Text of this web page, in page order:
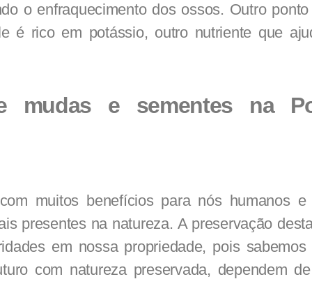
o enfraquecimento dos ossos. Outro
é rico em potássio, outro nutriente que
mudas e sementes na
muitos benefícios para nós humanos
presentes na natureza. A preservação
em nossa propriedade, pois
com natureza preservada, dependem